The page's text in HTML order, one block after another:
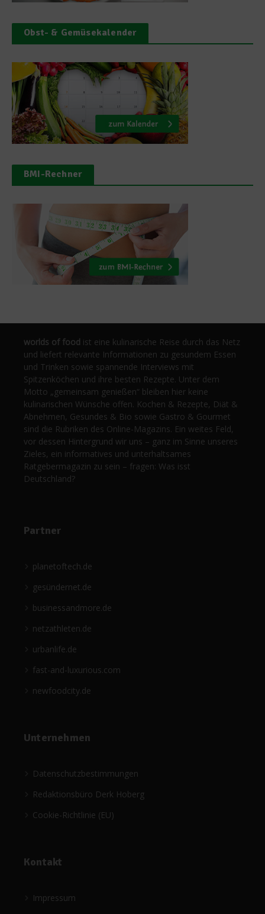
Obst- & Gemüsekalender
BMI-Rechner
worlds of food ist eine kulinarische Reise durch das Netz
und liefert relevante Informationen zu gesundem Essen
und Trinken sowie spannende Interviews mit
Spitzenköchen und ihre besten Rezepte. Unter dem
Motto „gemeinsam genießen“ bleiben hier keine
kulinarischen Wünsche offen. Kochen & Rezepte, Diät &
Abnehmen, Gesundes & Bio sowie Gastro & Gourmet
sind die Rubriken des Online-Magazins. Ein weites Feld,
vor dessen Hintergrund wir uns – ganz im Sinne unseres
Zieles, ein informatives und unterhaltsames
Ratgebermagazin zu sein – fragen: Was isst
Deutschland?
Partner
planetoftech.de
gesündernet.de
businessandmore.de
netzathleten.de
urbanlife.de
fast-and-luxurious.com
newfoodcity.de
Unternehmen
Datenschutzbestimmungen
Redaktionsbüro Derk Hoberg
Cookie-Richtlinie (EU)
Kontakt
Impressum